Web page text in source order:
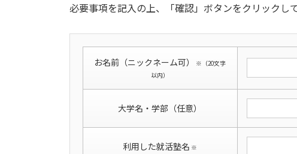
必要事項を記入の上、「確認」ボタンをクリックし
お名前（ニックネーム可）
※（20文字
以内）
大学名・学部（任意）
利用した就活塾名 ※